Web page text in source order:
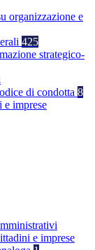
organizzazione e
425
strategico-
di condotta 8
imprese
e imprese